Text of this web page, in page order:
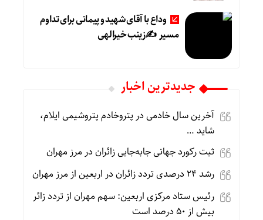
وداع با آقای شهید و پیمانی برای تداوم
مسیر ✍زینب خیرالهی
جديدترين اخبار
آخرین سال خادمی در پتروخادم پتروشیمی ایلام،
شاید …
ثبت رکورد جهانی جابه‌جایی زائران در مرز مهران
رشد ۲۴ درصدی تردد زائران در اربعین از مرز مهران
رئیس ستاد مرکزی اربعین: سهم مهران از تردد زائر
بیش از ۵۰ درصد است